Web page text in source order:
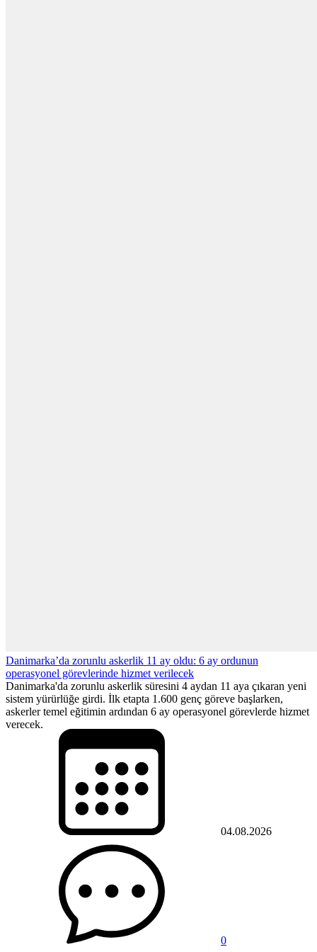
Danimarka’da zorunlu askerlik 11 ay oldu: 6 ay ordunun
operasyonel görevlerinde hizmet verilecek
Danimarka'da zorunlu askerlik süresini 4 aydan 11 aya çıkaran yeni
sistem yürürlüğe girdi. İlk etapta 1.600 genç göreve başlarken,
askerler temel eğitimin ardından 6 ay operasyonel görevlerde hizmet
verecek.
04.08.2026
0